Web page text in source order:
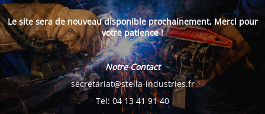
Le site sera de nouveau disponible prochainement, Merci pour
votre patience !
Notre Contact
secretariat@stella-industries.fr
Tel: 04 13 41 91 40